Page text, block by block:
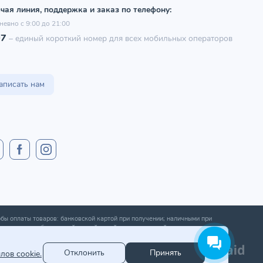
линия, поддержка и заказ по телефону:
с 9:00 до 21:00
– единый короткий номер для всех мобильных операторов
нам
оплаты товаров: банковской картой при получении; наличными при
оплата банковской картой онлайн; оплата картой рассрочки.
cookie.
Отклонить Принять